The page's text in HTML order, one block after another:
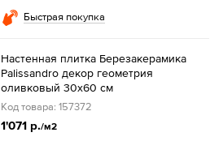
Быстрая покупка
Настенная плитка Березакерамика
Palissandro декор геометрия
оливковый 30х60 см
Код товара: 157372
1'071 р./м2